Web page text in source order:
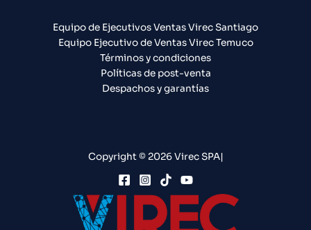
Equipo de Ejecutivos Ventas Virec Santiago
Equipo Ejecutivo de Ventas Virec Temuco
Términos y condiciones
Políticas de post-venta
Despachos y garantías
Copyright © 2026 Virec SPA|